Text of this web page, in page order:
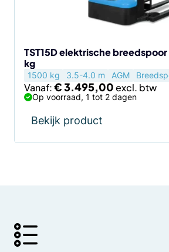
TST15D elektrische
kg
1500 kg 3.5-4.0 m AGM
Vanaf:€3.495,00
Op voorraad, 1 tot 2 dagen
Bekijk product
de
productpagina